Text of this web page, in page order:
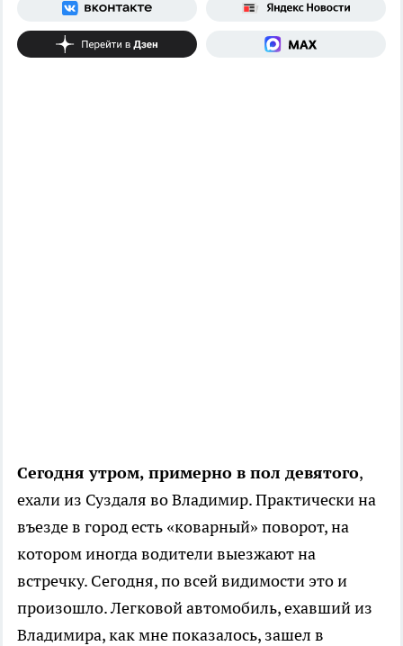
Сегодня утром, примерно в пол девятого,
ехали из Суздаля во Владимир. Практически на
въезде в город есть «коварный» поворот, на
котором иногда водители выезжают на
встречку. Сегодня, по всей видимости это и
произошло. Легковой автомобиль, ехавший из
Владимира, как мне показалось, зашел в